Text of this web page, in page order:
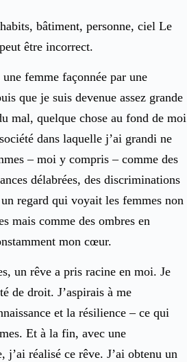
femme façonnée par une
que je suis devenue assez grande
mal, quelque chose au fond de moi
dans laquelle j’ai grandi ne
– moi y compris – comme des
délabrées, des discriminations
regard qui voyait les femmes non
mais comme des ombres en
mon cœur.
un rêve a pris racine en moi. Je
de droit. J’aspirais à me
et la résilience – ce qui
Et à la fin, avec une
j’ai réalisé ce rêve. J’ai obtenu un